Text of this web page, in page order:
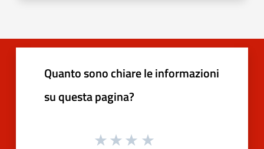
Quanto sono chiare le informazioni
su questa pagina?